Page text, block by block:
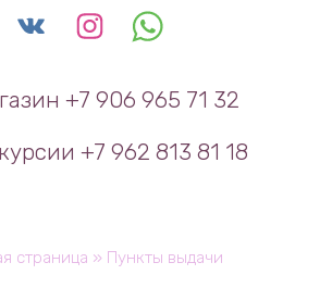
+7 906 965 71 32
+7 962 813 81 18
страница » Пункты выдачи